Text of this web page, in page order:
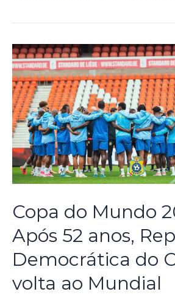
Copa do Mundo
Após 52 anos,
Democrática do
volta ao Mundial